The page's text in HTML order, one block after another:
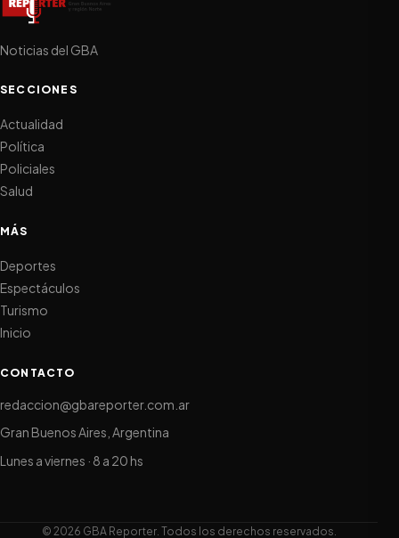
Noticias del GBA
SECCIONES
Actualidad
Política
Policiales
Salud
MÁS
Deportes
Espectáculos
Turismo
Inicio
CONTACTO
redaccion@gbareporter.com.ar
Gran Buenos Aires, Argentina
Lunes a viernes · 8 a 20 hs
© 2026 GBA Reporter. Todos los derechos reservados.